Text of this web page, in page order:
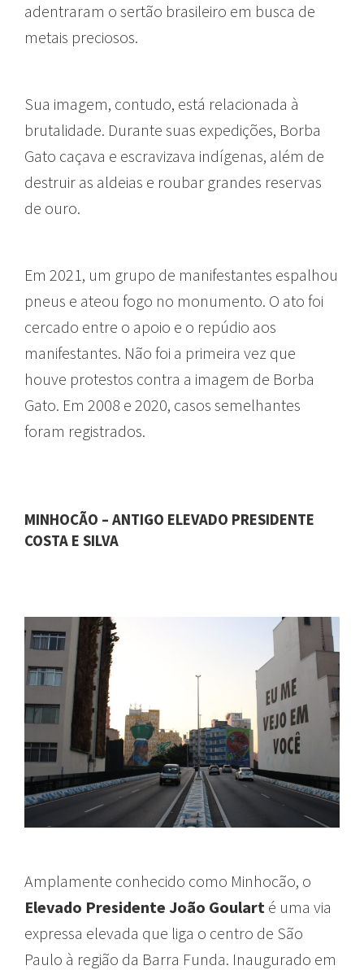
adentraram o sertão brasileiro em busca de
metais preciosos.
Sua imagem, contudo, está relacionada à
brutalidade. Durante suas expedições, Borba
Gato caçava e escravizava indígenas, além de
destruir as aldeias e roubar grandes reservas
de ouro.
Em 2021, um grupo de manifestantes espalhou
pneus e ateou fogo no monumento. O ato foi
cercado entre o apoio e o repúdio aos
manifestantes. Não foi a primeira vez que
houve protestos contra a imagem de Borba
Gato. Em 2008 e 2020, casos semelhantes
foram registrados.
MINHOCÃO – ANTIGO ELEVADO PRESIDENTE
COSTA E SILVA
Amplamente conhecido como Minhocão, o
Elevado Presidente João Goulart é uma via
expressa elevada que liga o centro de São
Paulo à região da Barra Funda. Inaugurado em